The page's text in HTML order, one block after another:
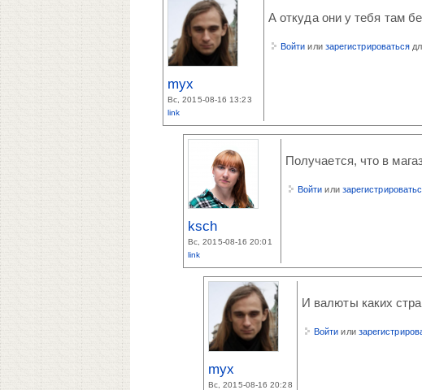
myx
Вс, 2015-08-16 13:23
link
А откуда они у тебя там
Войти или зарегистрироваться
ksch
Вс, 2015-08-16 20:01
link
Получается, что в
Войти или
myx
Вс, 2015-08-16 20:28
И валюты каких
Войти или